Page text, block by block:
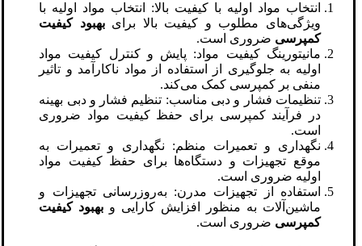
انتخاب مواد اولیه با کیفیت بالا: انتخاب مواد اولیه با
ویژگی‌های مطلوب و کیفیت بالا برایبهبود کیفیت
کمپرسی ضروری است.
مانیتورینگ کیفیت مواد: پایش و کنترل کیفیت مواد
اولیه به جلوگیری از استفاده از مواد ناکارآمد و تاثیر
منفی بر کمپرسی کمک می‌کند.
تنظیمات فشار و دبی مناسب: تنظیم فشار و دبی بهینه
در فرآیند کمپرسی برای حفظ کیفیت مواد ضروری
است.
نگهداری و تعمیرات منظم: نگهداری و تعمیرات به
موقع تجهیزات و دستگاه‌ها برای حفظ کیفیت مواد
اولیه ضروری است.
استفاده از تجهیزات مدرن: به‌روزرسانی تجهیزات و
ماشین‌آلات به منظور افزایش کارایی و بهبود کیفیت
کمپرسی ضروری است.